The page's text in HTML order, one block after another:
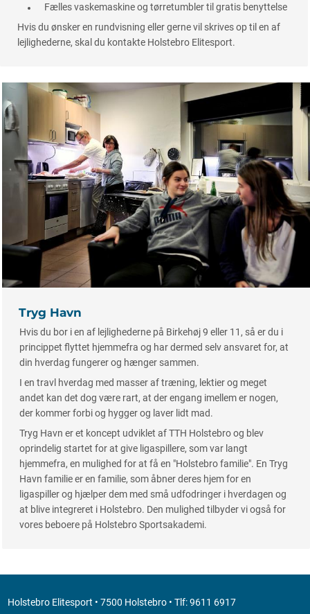
Fælles vaskemaskine og tørretumbler til gratis benyttelse
Hvis du ønsker en rundvisning eller gerne vil skrives op til en af
lejlighederne, skal du kontakte Holstebro Elitesport.
Tryg Havn
Hvis du bor i en af lejlighederne på Birkehøj 9 eller 11, så er du i
princippet flyttet hjemmefra og har dermed selv ansvaret for, at
din hverdag fungerer og hænger sammen.
I en travl hverdag med masser af træning, lektier og meget
andet kan det dog være rart, at der engang imellem er nogen,
der kommer forbi og hygger og laver lidt mad.
Tryg Havn er et koncept udviklet af TTH Holstebro og blev
oprindelig startet for at give ligaspillere, som var langt
hjemmefra, en mulighed for at få en "Holstebro familie". En Tryg
Havn familie er en familie, som åbner deres hjem for en
ligaspiller og hjælper dem med små udfodringer i hverdagen og
at blive integreret i Holstebro. Den mulighed tilbyder vi også for
vores beboere på Holstebro Sportsakademi.
Holstebro Elitesport • 7500 Holstebro • Tlf: 9611 6917